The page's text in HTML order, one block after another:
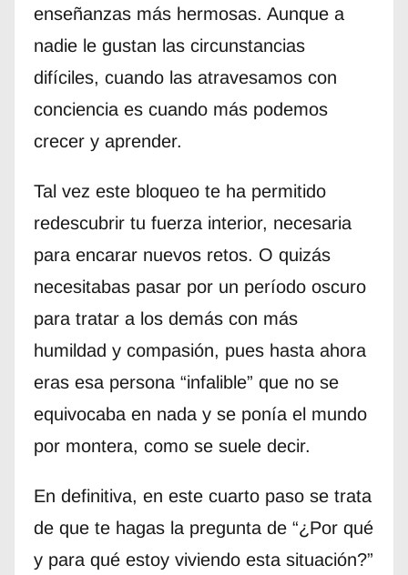
enseñanzas más hermosas. Aunque a
nadie le gustan las circunstancias
difíciles, cuando las atravesamos con
conciencia es cuando más podemos
crecer y aprender.
Tal vez este bloqueo te ha permitido
redescubrir tu fuerza interior, necesaria
para encarar nuevos retos. O quizás
necesitabas pasar por un período oscuro
para tratar a los demás con más
humildad y compasión, pues hasta ahora
eras esa persona “infalible” que no se
equivocaba en nada y se ponía el mundo
por montera, como se suele decir.
En definitiva, en este cuarto paso se trata
de que te hagas la pregunta de “¿Por qué
y para qué estoy viviendo esta situación?”